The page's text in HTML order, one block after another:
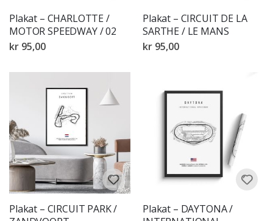
Plakat – CHARLOTTE /
MOTOR SPEEDWAY / 02
kr 95,00
Plakat – CIRCUIT DE LA
SARTHE / LE MANS
kr 95,00
Plakat – CIRCUIT PARK /
Plakat – DAYTONA /